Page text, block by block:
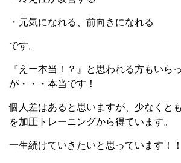
・元気になれる、前向きになれる
です。
『えー本当！？』と思われる方もいら
が・・・本当です！
個人差はあると思いますが、少なくと
を加圧トレーニングから得ています。
一生続けていきたいと思っています！！